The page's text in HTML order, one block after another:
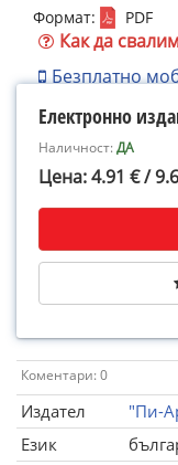
Формат:
PDF
Как да
Безплатно
Електронно
Наличност:ДА
Цена: 4.91 € /
Коментари: 0
Издател
"Пи-
Език